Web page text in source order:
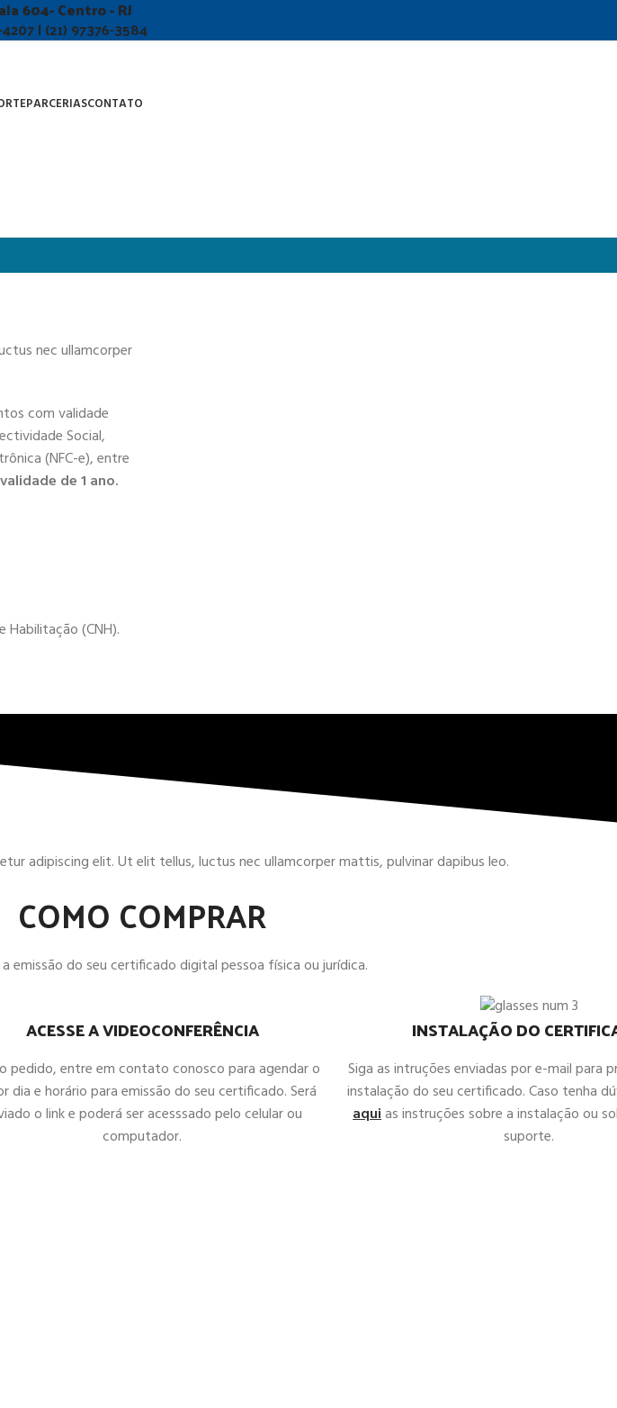
604- Centro - RJ
| (21) 97376-3584
PARCERIASCONTATO
nec ullamcorper
com validade
Social,
(NFC-e), entre
de 1 ano.
(CNH).
adipiscing elit. Ut elit tellus, luctus nec ullamcorper mattis, pulvinar dapibus leo.
COMO COMPRAR
emissão do seu certificado digital pessoa física ou jurídica.
ACESSE A VIDEOCONFERÊNCIA
pedido, entre em contato conosco para agendar o
dia e horário para emissão do seu certificado. Será
o link e poderá ser acesssado pelo celular ou
computador.
INSTALAÇÃO DO
Siga as intruções enviadas por e-mail para
instalação do seu certificado. Caso tenha
aquias instruções sobre a instalação ou
suporte.